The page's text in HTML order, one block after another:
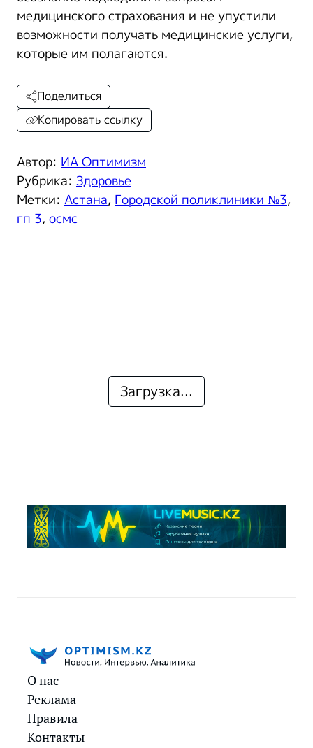
медицинского страхования и не упустили
возможности получать медицинские услуги,
которые им полагаются.
Автор: ИА Оптимизм
Рубрика: Здоровье
Метки: Астана, Городской поликлиники №3,
гп 3, осмс
Поделиться
Копировать ссылку
Загрузка...
О нас
Реклама
Правила
Контакты